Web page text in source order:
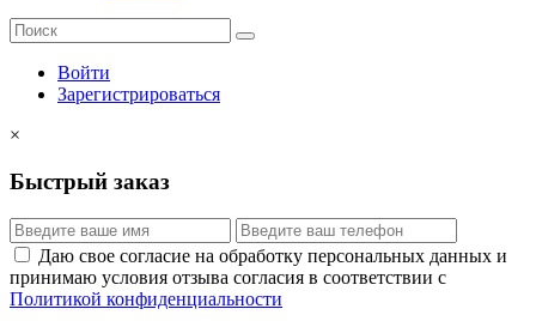
Войти
Зарегистрироваться
×
Быстрый заказ
Даю свое согласие на обработку персональных данных и
принимаю условия отзыва согласия в соответствии с
Политикой конфиденциальности